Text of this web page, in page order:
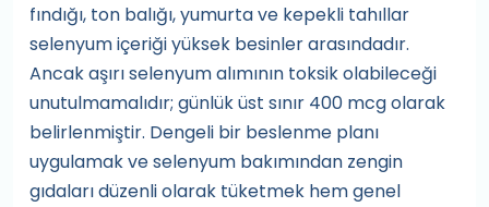
fındığı, ton balığı, yumurta ve kepekli tahıllar
selenyum içeriği yüksek besinler arasındadır.
Ancak aşırı selenyum alımının toksik olabileceği
unutulmamalıdır; günlük üst sınır 400 mcg olarak
belirlenmiştir. Dengeli bir beslenme planı
uygulamak ve selenyum bakımından zengin
gıdaları düzenli olarak tüketmek hem genel